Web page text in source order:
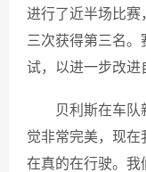
进行了近半场比赛
三次获得第三名。
试，以进一步改进
贝利斯在车队
觉非常完美，现在
在真的在行驶。我